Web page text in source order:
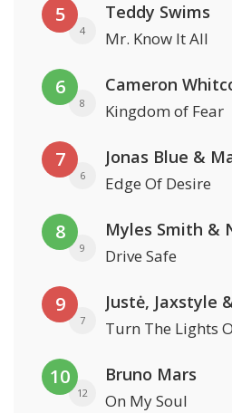
5
4
Teddy Swims
Mr. Know It All
6
8
Cameron
Kingdom of Fear
7
6
Jonas Blue &
Edge Of Desire
8
9
Myles Smith &
Drive Safe
9
7
Justė, Jaxstyle
Turn The Lights
10
12
Bruno Mars
On My Soul